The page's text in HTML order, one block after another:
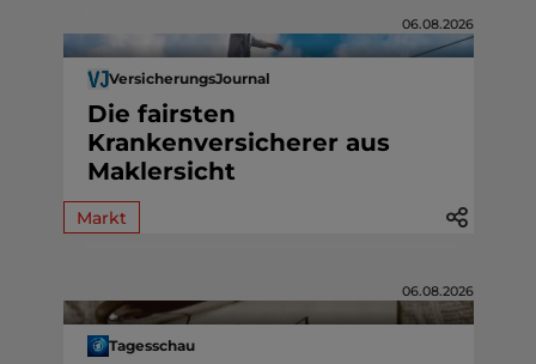
06.08.2026
VersicherungsJournal
Die fairsten
Krankenversicherer aus
Maklersicht
Markt
06.08.2026
Tagesschau